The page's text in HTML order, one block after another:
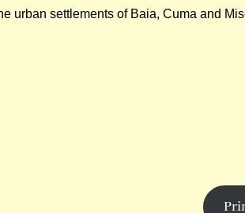
urban settlements of Baia, Cuma and